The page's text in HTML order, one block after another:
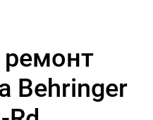
Behringer